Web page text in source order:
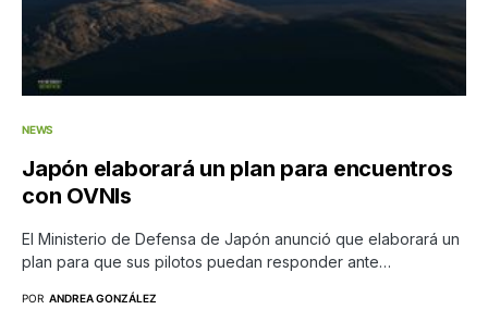
NEWS
Japón elaborará un plan para encuentros
con OVNIs
El Ministerio de Defensa de Japón anunció que elaborará un
plan para que sus pilotos puedan responder ante…
POR ANDREA GONZÁLEZ